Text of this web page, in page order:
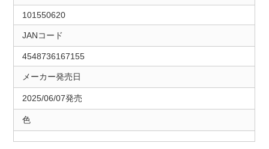
101550620
JANコード
4548736167155
メーカー発売日
2025/06/07発売
色